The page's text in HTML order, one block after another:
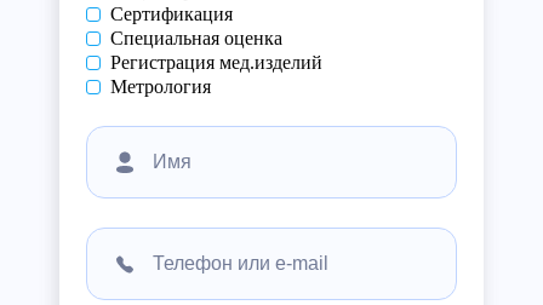
Сертификация
Специальная оценка
Регистрация мед.изделий
Метрология